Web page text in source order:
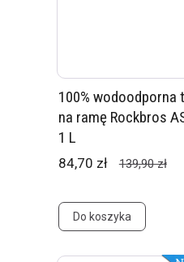
100% wodoodporna
na ramę Rockbros
1 L
84,70 zł 139,90 zł
Do koszyka